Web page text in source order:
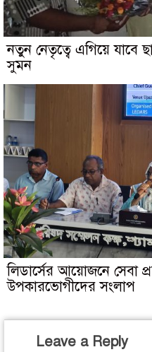
নতুন নেতৃত্বে এগিয়ে যাবে
সুমন
লিডার্সের আয়োজনে সেবা
উপকারভোগীদের সংলাপ
Leave a Reply